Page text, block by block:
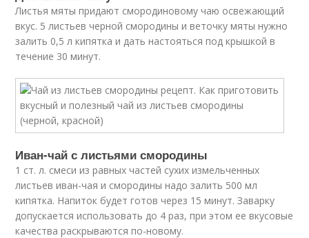
Листья мяты придают смородиновому чаю освежающий
вкус. 5 листьев черной смородины и веточку мяты нужно
залить 0,5 л кипятка и дать настояться под крышкой в
течение 30 минут.
Иван-чай с листьями смородины
1 ст. л. смеси из равных частей сухих измельченных
листьев иван-чая и смородины надо залить 500 мл
кипятка. Напиток будет готов через 15 минут. Заварку
допускается использовать до 4 раз, при этом ее вкусовые
качества раскрываются по-новому.